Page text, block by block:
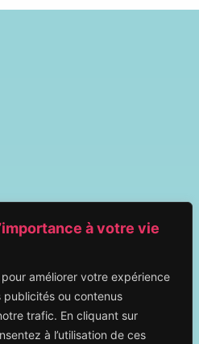
à votre vie
améliorer votre expérience
ou contenus
trafic. En cliquant sur
à l’utilisation de ces